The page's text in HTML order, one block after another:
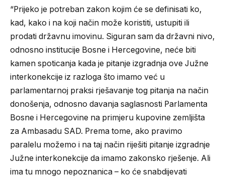
“Prijeko je potreban zakon kojim će se definisati ko,
kad, kako i na koji način može koristiti, ustupiti ili
prodati državnu imovinu. Siguran sam da državni nivo,
odnosno institucije Bosne i Hercegovine, neće biti
kamen spoticanja kada je pitanje izgradnja ove Južne
interkonekcije iz razloga što imamo već u
parlamentarnoj praksi rješavanje tog pitanja na način
donošenja, odnosno davanja saglasnosti Parlamenta
Bosne i Hercegovine na primjeru kupovine zemljišta
za Ambasadu SAD. Prema tome, ako pravimo
paralelu možemo i na taj način riješiti pitanje izgradnje
Južne interkonekcije da imamo zakonsko rješenje. Ali
ima tu mnogo nepoznanica – ko će snabdijevati